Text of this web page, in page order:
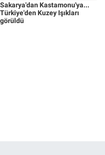
Sakarya'dan Kastamonu'ya...
Türkiye'den Kuzey Işıkları
görüldü